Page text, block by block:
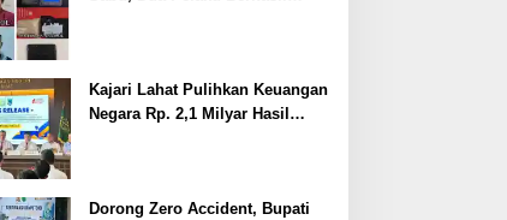
Kajari Lahat Pulihkan Keuangan
Negara Rp. 2,1 Milyar Hasil
Dorong Zero Accident, Bupati